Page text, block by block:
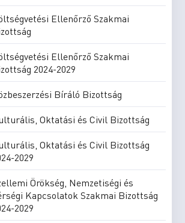
Ellenőrző Szakmai
Ellenőrző Szakmai
2024-2029
Bíráló Bizottság
Oktatási és Civil Bizottság
Oktatási és Civil Bizottság
2029
Örökség, Nemzetiségi és
Kapcsolatok Szakmai Bizottság
2029